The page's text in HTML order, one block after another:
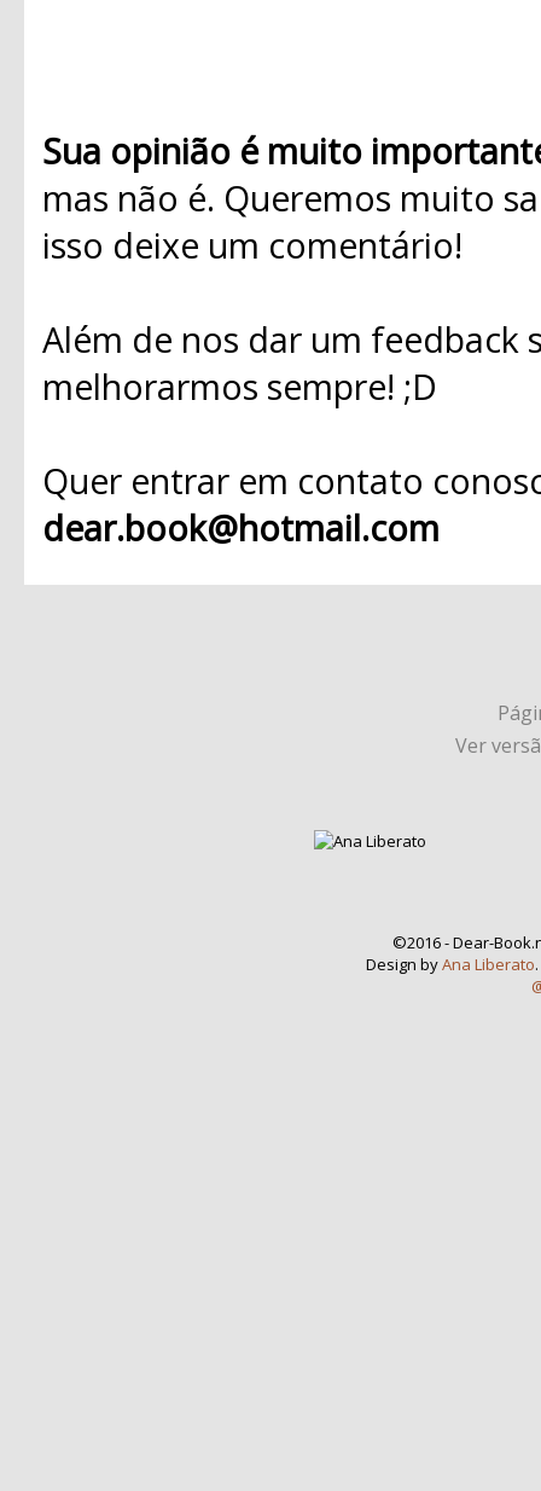
Sua opinião é muito
mas não é. Queremos muito
isso deixe um comentário!
Além de nos dar um
melhorarmos sempre! ;D
Quer entrar em contato
dear.book@hotmail.com
Ver
©2016 - Dear-
Design byAna Liberato